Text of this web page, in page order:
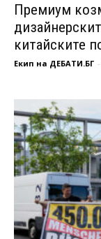
Премиум
китайските
Екип на ДЕБАТИ.БГ -